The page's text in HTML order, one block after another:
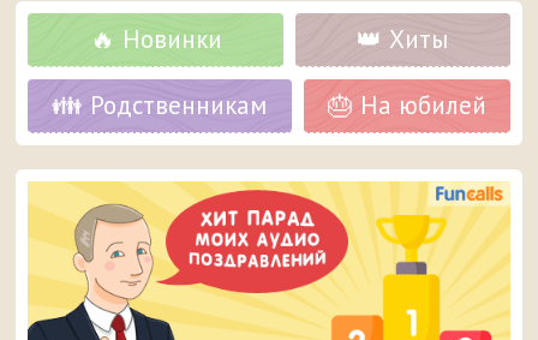
🔥 Новинки 👑 Хиты
👪 Родственникам 🎂 На юбилей